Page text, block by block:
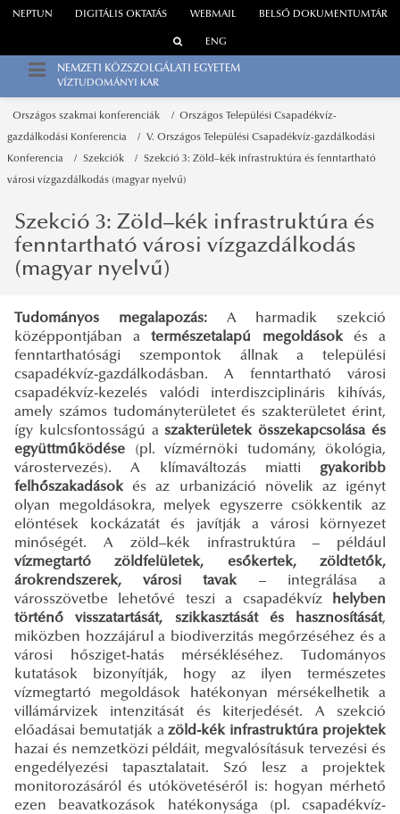
WEBMAIL
NEPTUN DIGITÁLIS OKTATÁS BELSŐ DOKUMENTUMTÁR
ENG
NEMZETI KÖZSZOLGÁLATI EGYETEM
VÍZTUDOMÁNYI KAR
Országos szakmai konferenciák Országos Települési Csapadékvíz-
gazdálkodási Konferencia V. Országos Települési Csapadékvíz-gazdálkodási
Konferencia Szekciók Szekció 3: Zöld–kék infrastruktúra és fenntartható
városi vízgazdálkodás (magyar nyelvű)
Szekció 3: Zöld–kék infrastruktúra és
fenntartható városi vízgazdálkodás
(magyar nyelvű)
Tudományos megalapozás:A harmadik szekció
középpontjában atermészetalapú megoldásokés a
fenntarthatósági szempontok állnak a települési
csapadékvíz-gazdálkodásban. A fenntartható városi
csapadékvíz-kezelés valódi interdiszciplináris kihívás,
amely számos tudományterületet és szakterületet érint,
így kulcsfontosságú a szakterületek összekapcsolása és
együttműködése (pl. vízmérnöki tudomány, ökológia,
várostervezés). A klímaváltozás miatti gyakoribb
felhőszakadásokés az urbanizáció növelik az igényt
olyan megoldásokra, melyek egyszerre csökkentik az
elöntések kockázatát és javítják a városi környezet
minőségét. A zöld–kék infrastruktúra – például
vízmegtartó zöldfelületek, esőkertek, zöldtetők,
árokrendszerek, városi tavak– integrálása a
városszövetbe lehetővé teszi a csapadékvíz helyben
történő visszatartását, szikkasztását és hasznosítását,
miközben hozzájárul a biodiverzitás megőrzéséhez és a
városi hősziget-hatás mérsékléséhez. Tudományos
kutatások bizonyítják, hogy az ilyen természetes
vízmegtartó megoldások hatékonyan mérsékelhetik a
villámárvizek intenzitását és kiterjedését. A szekció
előadásai bemutatják azöld-kék infrastruktúra projektek
hazai és nemzetközi példáit, megvalósításuk tervezési és
engedélyezési tapasztalatait. Szó lesz a projektek
monitorozásáról és utókövetéséről is: hogyan mérhető
ezen beavatkozások hatékonysága (pl. csapadékvíz-